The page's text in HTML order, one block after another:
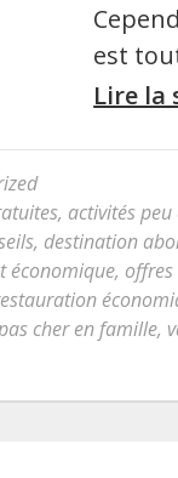
est
Lire la
, activités peu
, destination
économique, offres
cher en famille,